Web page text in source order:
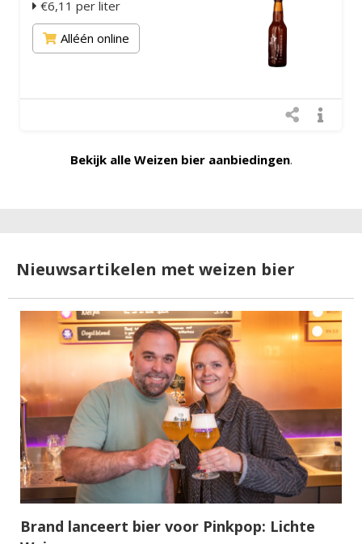
€6,11 per liter
Alléén online
Bekijk alle Weizen bier aanbiedingen.
Nieuwsartikelen met weizen bier
Brand lanceert bier voor Pinkpop: Lichte